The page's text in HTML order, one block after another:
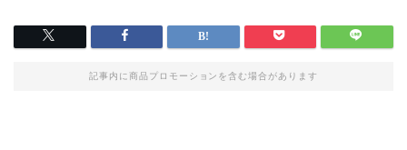
記事内に商品プロモーションを含む場合があります